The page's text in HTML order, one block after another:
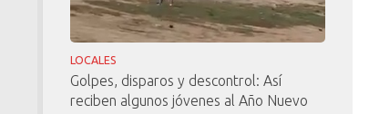
LOCALES
Golpes, disparos y descontrol: Así
reciben algunos jóvenes al Año Nuevo